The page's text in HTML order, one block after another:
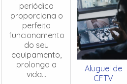
periódica
proporciona o
perfeito
funcionamento
do seu
equipamento,
prolonga a
vida...
Aluguel de
CFTV